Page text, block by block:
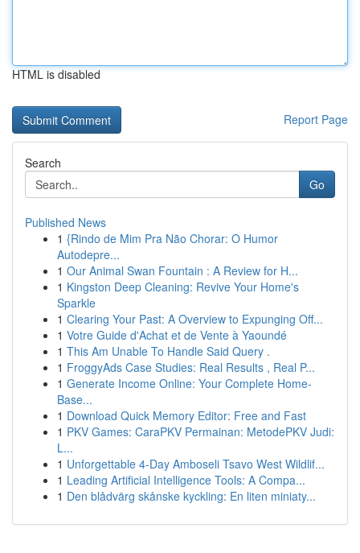
HTML is disabled
Report Page
Search
Go
Published News
1 {Rindo de Mim Pra Não Chorar: O Humor
Autodepre...
1 Our Animal Swan Fountain : A Review for H...
1 Kingston Deep Cleaning: Revive Your Home's
Sparkle
1 Clearing Your Past: A Overview to Expunging Off...
1 Votre Guide d'Achat et de Vente à Yaoundé
1 This Am Unable To Handle Said Query .
1 FroggyAds Case Studies: Real Results , Real P...
1 Generate Income Online: Your Complete Home-
Base...
1 Download Quick Memory Editor: Free and Fast
1 PKV Games: CaraPKV Permainan: MetodePKV Judi:
L...
1 Unforgettable 4-Day Amboseli Tsavo West Wildlif...
1 Leading Artificial Intelligence Tools: A Compa...
1 Den blådvärg skånske kyckling: En liten miniaty...